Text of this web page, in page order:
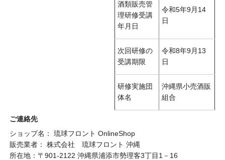
酒類販売管
理研修受講
年月日
令和5年9月14
日
次回研修の
受講期限
令和8年9月13
日
研修実施団
体名
沖縄県小売酒販
組合
ご連絡先
ショップ名： 琉球フロント OnlineShop
販売業者： 株式会社 琉球フロント 沖縄
所在地：〒901-2122 沖縄県浦添市勢理客3丁目1－16